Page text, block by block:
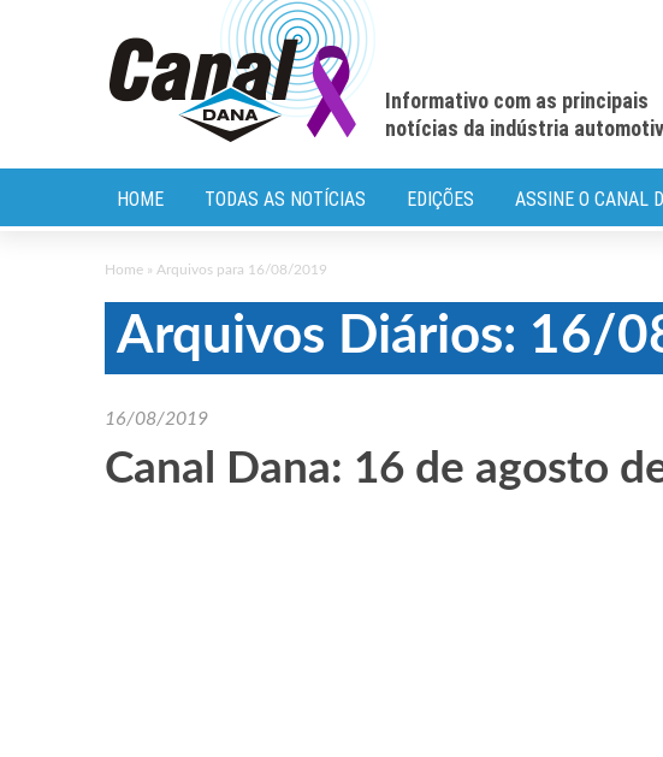
Informativo com as principais
notícias da indústria
HOME TODAS AS NOTÍCIAS EDIÇÕES ASSINE O CANAL
Home » Arquivos para 16/08/2019
Arquivos Diários: 16/
16/08/2019
Canal Dana: 16 de agosto